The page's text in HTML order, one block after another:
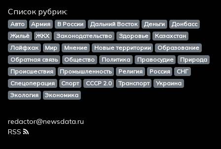
Список рубрик:
Авто Армия В России Дальний Восток Деньги
Донбасс
Жильё
ЖКХ Законодательство Здоровье
Казахстан
Лайфхак
Мир Мнение Новые территории
Образование
Обратная связь
Общество Политика Правосудие
Природа
Происшествия
Промышленность Религия Россия
СНГ
Спецоперация
Спорт СССР 2.0 Транспорт
Украина
Экология
Экономика
redactor@newsdata.ru
RSS